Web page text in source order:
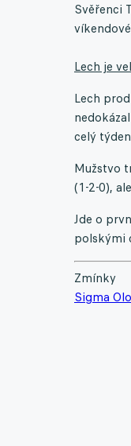
Svěřenci
Lech je
Lech
celý
Mužstvo
(1-2-0),
Jde o
polskými
Zmínky
Sigma